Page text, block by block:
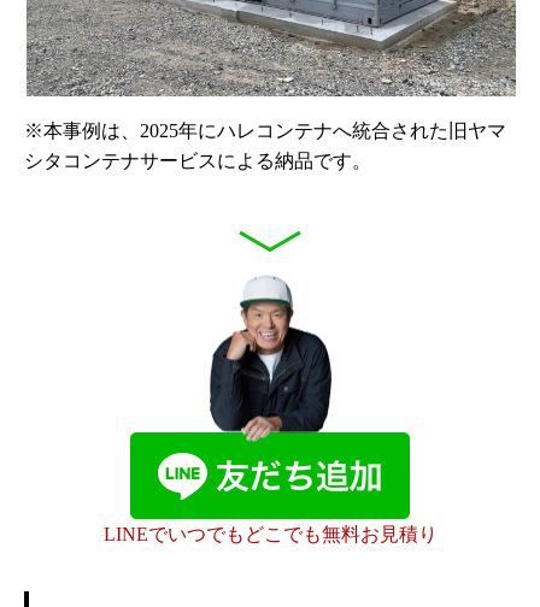
※本事例は、2025年にハレコンテナへ統合された旧ヤマ
シタコンテナサービスによる納品です。
LINEでいつでもどこでも無料お見積り